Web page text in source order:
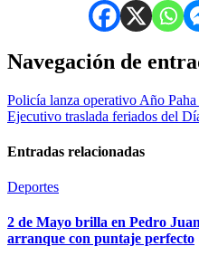
Navegación de
Policía lanza operativo Año
Ejecutivo traslada feriados del
Entradas relacionadas
Deportes
2 de Mayo brilla en Pedro
arranque con puntaje perfecto